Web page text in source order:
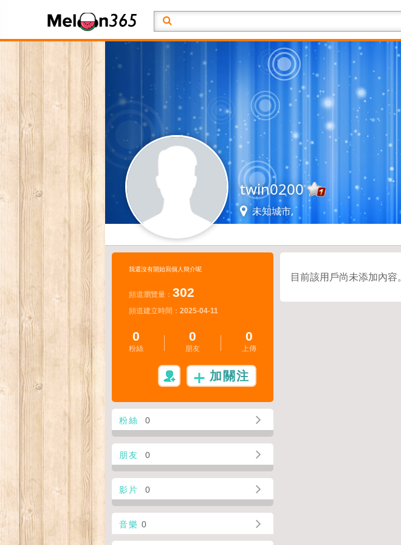
twin0200
未知城市,
我還沒有開始寫個人簡介呢
頻道瀏覽量： 302
頻道建立時間： 2025-04-11
0
粉絲
0
朋友
0
上傳
加關注
粉絲 0
朋友 0
影片 0
音樂 0
目前該用戶尚未添加內容。